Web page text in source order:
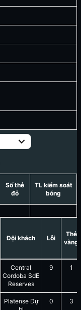
Số thẻ
đỏ
TL kiểm soát
bóng
Đội khách Lỗi
Thẻ
vàng
Central
Cordoba SdE
Reserves
9 1
Platense Dự
0 3